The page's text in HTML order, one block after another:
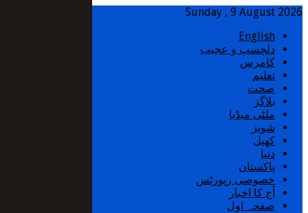
Sunday , 9 August 2026
English
دلچسپ و عجیب
کامرس
تعلیم
صحت
بلاگز
ملٹی میڈیا
شوبز
کھیل
دنیا
پاکستان
خصوصی رپورٹس
آج کا اخبار
صفحہ اول